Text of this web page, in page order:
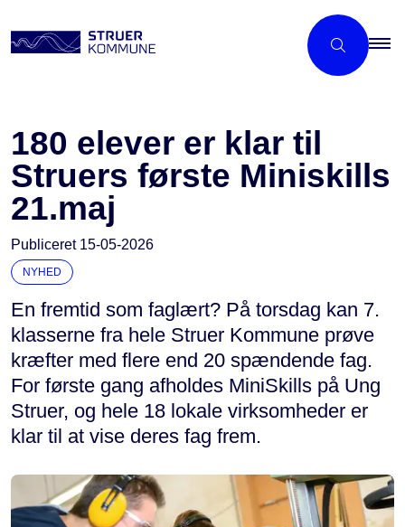
180 elever er klar til
Struers første Miniskills
21.maj
Publiceret 15-05-2026
NYHED
En fremtid som faglært? På torsdag kan 7.
klasserne fra hele Struer Kommune prøve
kræfter med flere end 20 spændende fag.
For første gang afholdes MiniSkills på Ung
Struer, og hele 18 lokale virksomheder er
klar til at vise deres fag frem.